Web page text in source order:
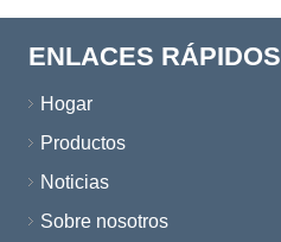
ENLACES RÁPIDOS
Hogar
Productos
Noticias
Sobre nosotros